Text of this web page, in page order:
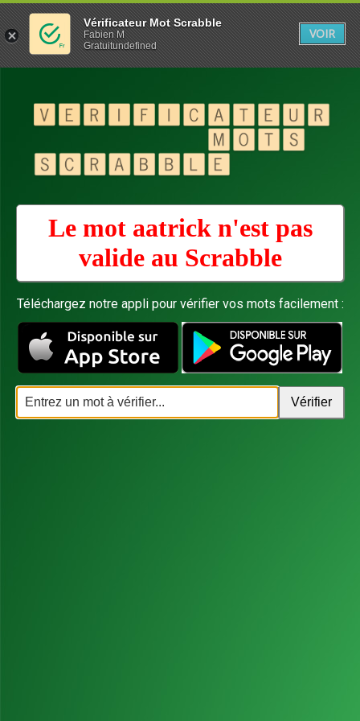
Le mot aatrick n'est pas
valide au Scrabble
Téléchargez notre appli pour vérifier vos mots facilement :
Vérificateur Mot Scrabble
Fabien M
Gratuitundefined
VOIR